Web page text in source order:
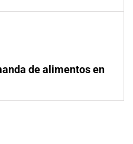
de alimentos en